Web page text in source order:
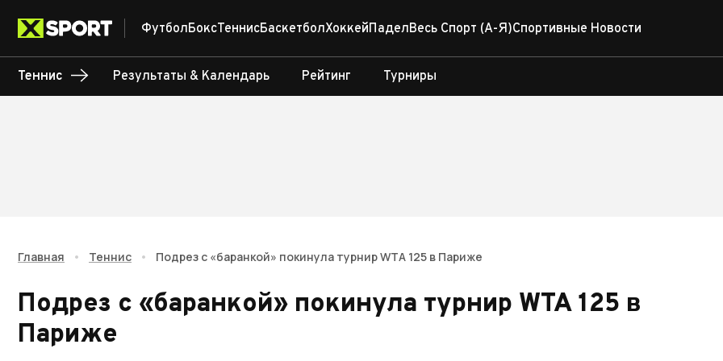
ФутболБоксТеннисБаскетболХоккейПаделВесь Спорт (А-Я)Спортивные Новости
Теннис Результаты & Календарь Рейтинг Турниры
Главная • Теннис • Подрез с «баранкой» покинула турнир WTA 125 в Париже
Подрез с «баранкой» покинула турнир WTA 125 в
Париже